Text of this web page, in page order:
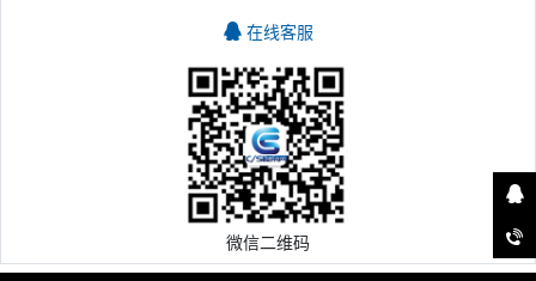
在线客服
微信二维码